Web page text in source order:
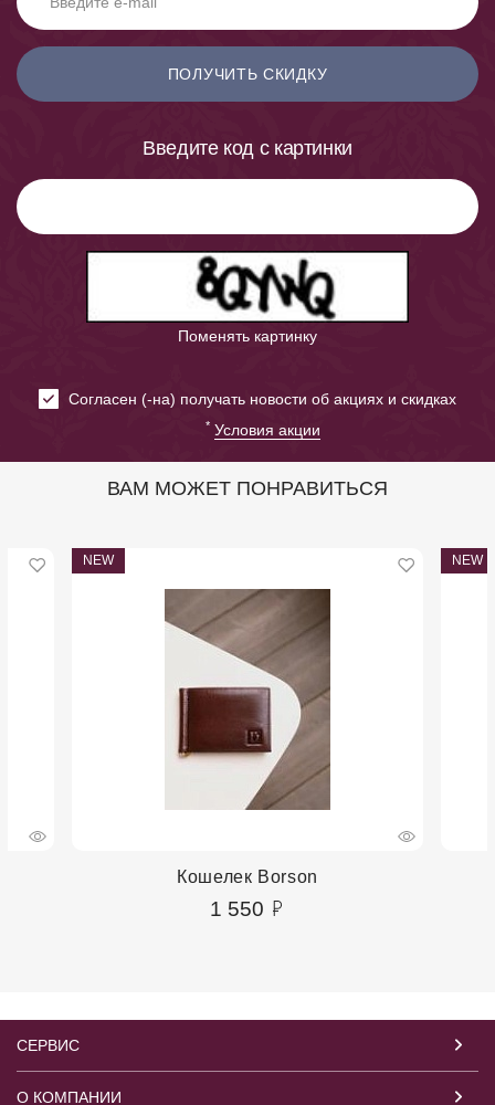
ПОЛУЧИТЬ СКИДКУ
Введите код с картинки
Поменять картинку
Cогласен (-на) получать новости об акциях и скидках
* Условия акции
ВАМ МОЖЕТ ПОНРАВИТЬСЯ
NEW
Кошелек Borson
1 550
NEW
СЕРВИС
О КОМПАНИИ